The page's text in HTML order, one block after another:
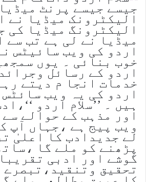
جیسے جیسے پرنٹ
الیکٹرونک میڈیا نے
الیکٹرونگ میڈیا کی
میڈیا نے لی ہے تب سے
اردو کی ویب سائیٹس
خوب بنائی ۔ یوں
اردو کے رسائل
خدمات انجا م دیتے
اردو کی یہ ویب
ہیں ۔ ’’سلام اردو
اور مذہب کے حوالے
ویب پیج ہے ،جہاں آپ
لے جدیدادب کا اعلیٰ
پڑھنے کو ملے گا
گوشے اور ادبی
تحقیق وتنقید،تبصرے